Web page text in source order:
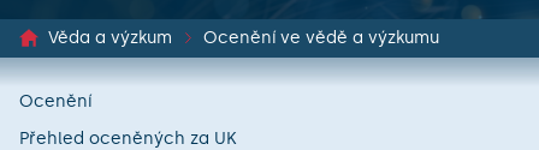
Věda a výzkum Ocenění ve vědě a výzkumu
Ocenění
Přehled oceněných za UK